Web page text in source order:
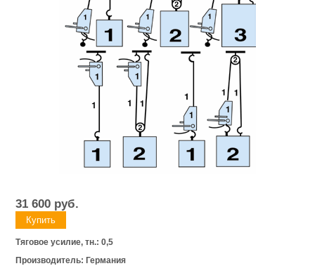
31 600 руб.
Тяговое усилие, тн.: 0,5
Производитель: Германия